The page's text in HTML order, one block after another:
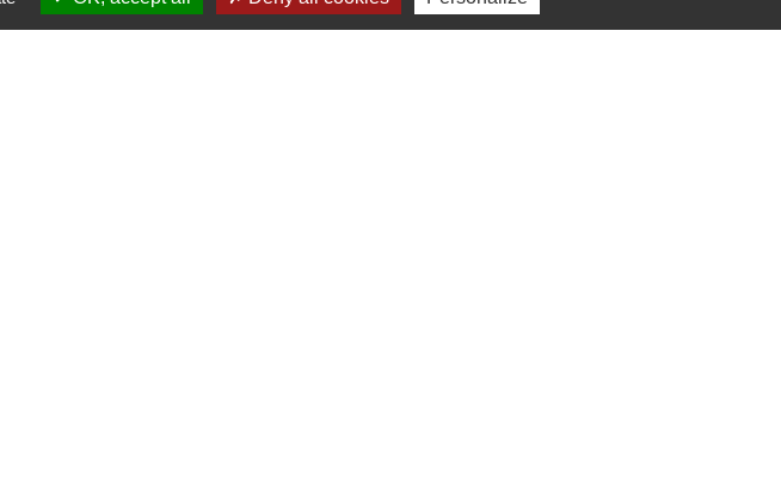
à effectuer les operations de l'agence communale postale.